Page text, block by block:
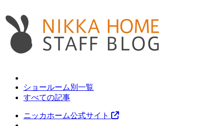
ショールーム別一覧
すべての記事
ニッカホーム公式サイト